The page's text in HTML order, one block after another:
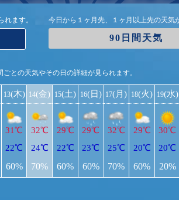
ます。 今日から１ヶ月先、１ヶ月以上先の天気
90日間天気
との天気やその日の詳細が見られます。
13(木)
31℃
22℃
60%
14(金)
32℃
24℃
70%
15(土)
29℃
22℃
60%
16(日)
29℃
23℃
60%
17(月)
32℃
25℃
70%
18(火)
29℃
20℃
60%
19(水)
30℃
20℃
20%